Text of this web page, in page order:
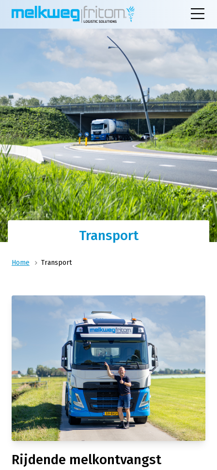
Transport
Home Transport
Rijdende melkontvangst